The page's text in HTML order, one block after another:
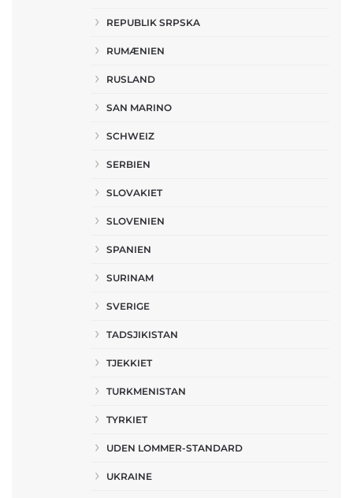
REPUBLIK SRPSKA
RUMÆNIEN
RUSLAND
SAN MARINO
SCHWEIZ
SERBIEN
SLOVAKIET
SLOVENIEN
SPANIEN
SURINAM
SVERIGE
TADSJIKISTAN
TJEKKIET
TURKMENISTAN
TYRKIET
UDEN LOMMER-STANDARD
UKRAINE